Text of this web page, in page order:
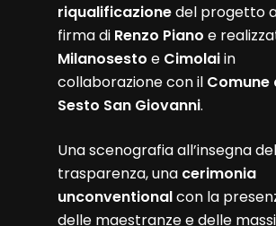
riqualificazionedel progetto
firma di Renzo Piano e
Milanosesto e Cimolaiin
collaborazione con il Comune
Sesto San Giovanni.
Una scenografia all’insegna
trasparenza, una cerimonia
unconventionalcon la
delle maestranze e delle